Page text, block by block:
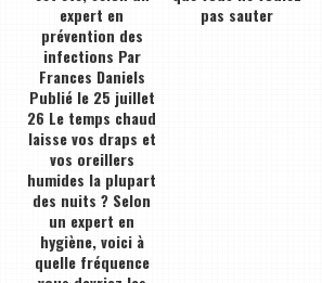
expert en
prévention des
infections Par
Frances Daniels
Publié le 25 juillet
26 Le temps chaud
laisse vos draps et
vos oreillers
humides la plupart
des nuits ? Selon
un expert en
hygiène, voici à
quelle fréquence
pas sauter